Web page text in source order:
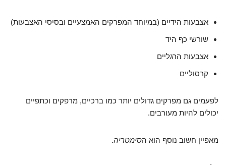
אצבעות הידיים (במיוחד המפרקים האמצעיים ובסיסי האצבעות)
שורשי כף היד
אצבעות הרגליים
קרסוליים
לפעמים גם מפרקים גדולים יותר כמו ברכיים, מרפקים וכתפיים
יכולים להיות מעורבים.
מאפיין חשוב נוסף הוא הסימטריה.